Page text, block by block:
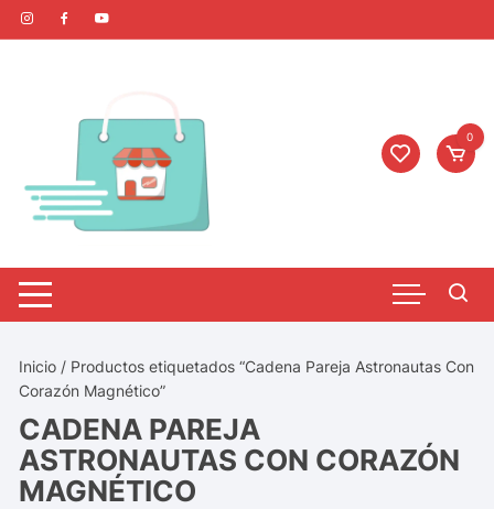
0
Inicio / Productos etiquetados “Cadena Pareja Astronautas Con
Corazón Magnético”
CADENA PAREJA
ASTRONAUTAS CON CORAZÓN
MAGNÉTICO